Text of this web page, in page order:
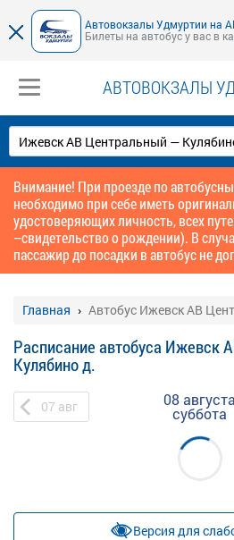
Автовокзалы Удмуртии на
Билеты на автобус у вас в
АВТОВОКЗАЛЫ
Внимание! При проезде по
необходимо при себе иметь
удостоверяющих личность, всех
–свидетельство о рождении). В
пассажир до посадки в автобус не
Главная Автобус Ижевск АВ
Расписание автобуса Ижевск
Кулябино д.
07 авг 08 августа
суббота
Версия для